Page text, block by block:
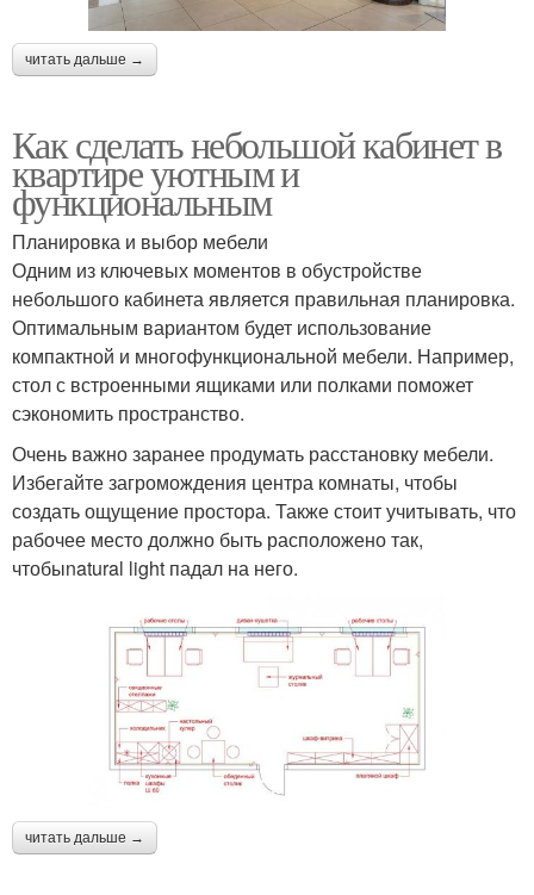
читать дальше →
Как сделать небольшой кабинет в
квартире уютным и
функциональным
Планировка и выбор мебели
Одним из ключевых моментов в обустройстве
небольшого кабинета является правильная планировка.
Оптимальным вариантом будет использование
компактной и многофункциональной мебели. Например,
стол с встроенными ящиками или полками поможет
сэкономить пространство.
Очень важно заранее продумать расстановку мебели.
Избегайте загромождения центра комнаты, чтобы
создать ощущение простора. Также стоит учитывать, что
рабочее место должно быть расположено так,
чтобыnatural light падал на него.
читать дальше →